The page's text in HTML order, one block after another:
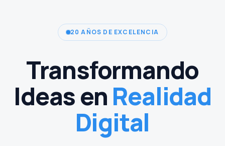
20 AÑOS DE EXCELENCIA
Transformando
Ideas en Realidad
Digital